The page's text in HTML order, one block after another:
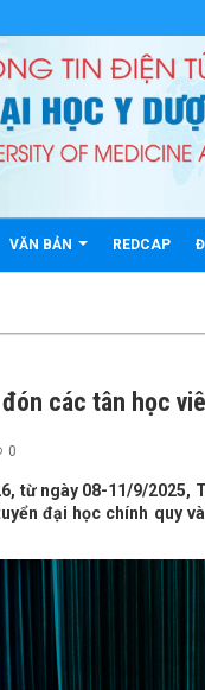
VĂN BẢN REDCAP
các tân học
0
từ ngày 08-11/9/
đại học chính quy